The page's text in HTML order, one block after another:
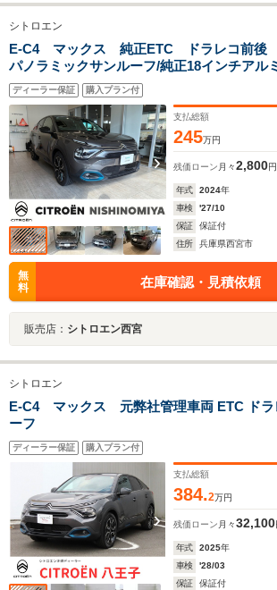
シトロエン
E-C4 マックス 純正ETC ドラレコ前後
パノラミックサンルーフ/純正18インチアル
ル/LEDヘッドライト/クルーズコントロール/
トヒーター/ブラインドスポットモニター/
ディーラー保証 購入プラン付
支払総額
245万円
残価ローン 月々2,800円
年式 2024年
車検
'27/10
保証
保証付
住所
兵庫県西宮市
無
料
在庫確認・見積依頼
販売店： シトロエン西宮
シトロエン
E-C4 マックス 元弊社管理車両 ETC ドラ
ーフ
ディーラー保証 購入プラン付
支払総額
384.2万円
残価ローン 月々32,100
年式 2025年
車検
'28/03
保証
保証付